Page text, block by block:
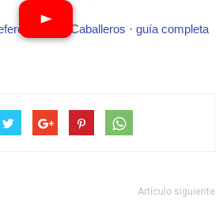
de Caballeros · guía completa
Artículo siguiente